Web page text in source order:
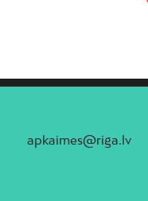
apkaimes@riga.lv